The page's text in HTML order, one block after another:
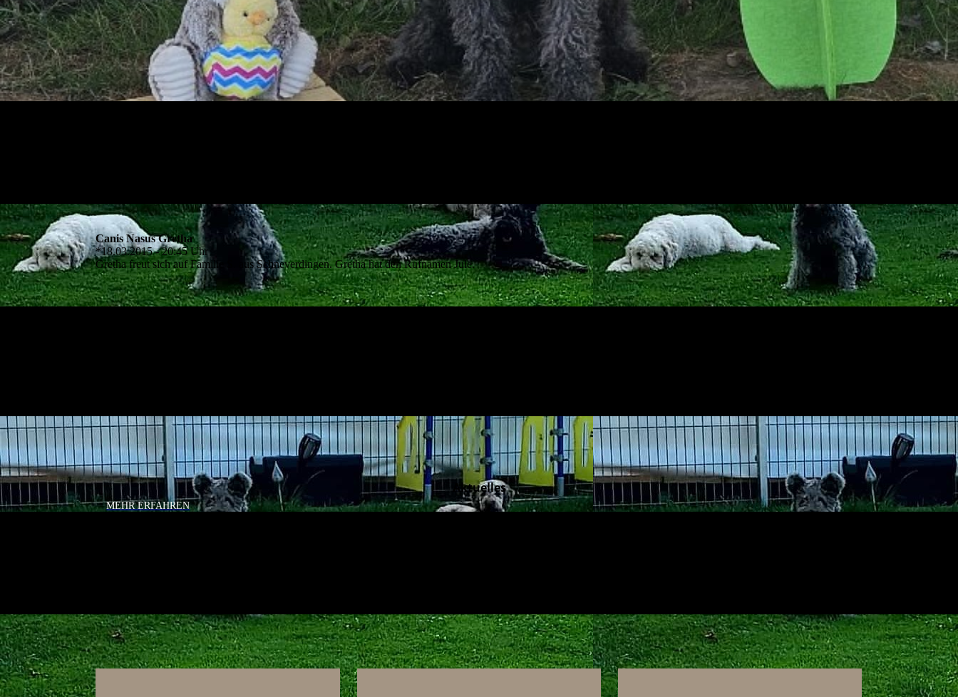
Canis Nasus Gretha
*18.03.2015 - 20:45 Uhr
Gretha freut sich auf Familie S. aus Schneverdingen. Gretha hat den Rufnamen Jule.
Aktuelles
MEHR ERFAHREN